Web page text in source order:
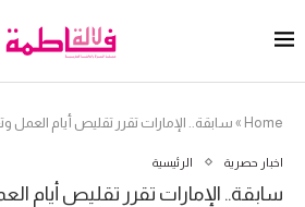
Home
» سابقة.. الإمارات تقرر تقليص أيام العمل
اخبار حصرية الرئيسية
سابقة.. الإمارات تقرر تقليص أيام